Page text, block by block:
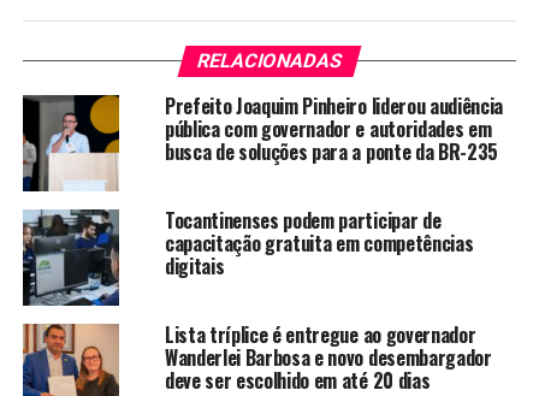
RELACIONADAS
Prefeito Joaquim Pinheiro liderou audiência
pública com governador e autoridades em
busca de soluções para a ponte da BR-235
Tocantinenses podem participar de
capacitação gratuita em competências
digitais
Lista tríplice é entregue ao governador
Wanderlei Barbosa e novo desembargador
deve ser escolhido em até 20 dias